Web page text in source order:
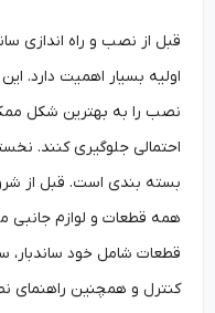
اولیه بسیار اهمیت دارد. این
نصب را به بهترین شکل ممکن
احتمالی جلوگیری کنند.
بسته بندی است. قبل از شروع
همه قطعات و لوازم جانبی مورد
قطعات شامل خود ساندبار، سیم
کنترل و همچنین راهنمای